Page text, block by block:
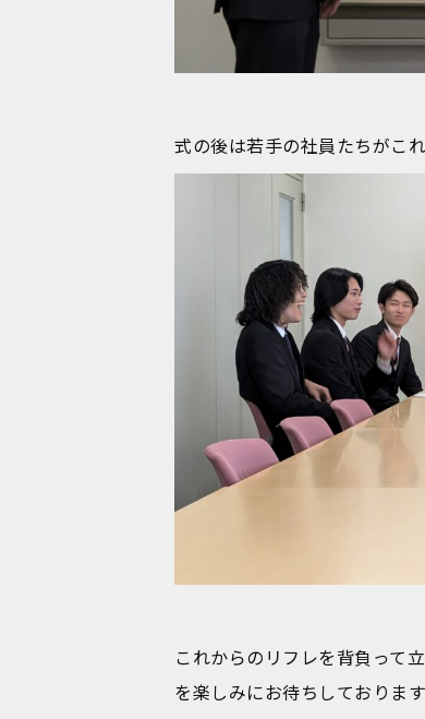
式の後は若手の社員たちがこ
これからのリフレを背負って
を楽しみにお待ちしております